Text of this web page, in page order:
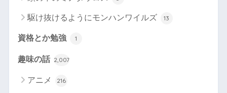
駆け抜けるようにモンハンワイルズ 13
資格とか勉強 1
趣味の話 2,007
アニメ 216